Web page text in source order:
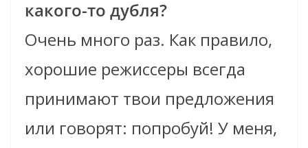
какого-то дубля?
Очень много раз. Как правило,
хорошие режиссеры всегда
принимают твои предложения
или говорят: попробуй! У меня,